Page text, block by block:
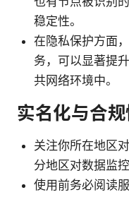
稳定性。
在隐私保护方面
务，可以显著提
共网络环境中。
实名化与合规
关注你所在地区
分地区对数据监
使用前务必阅读